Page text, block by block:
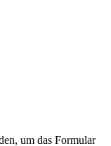
um das Formular